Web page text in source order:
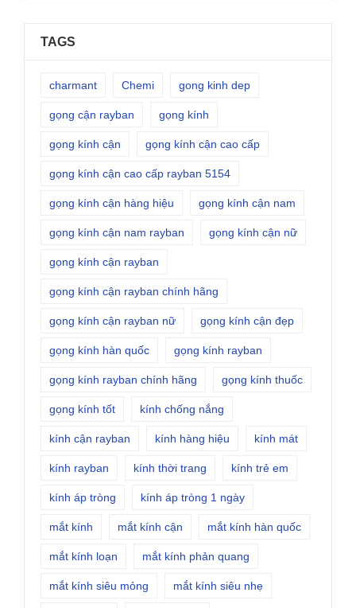
TAGS
charmant Chemi gong kinh dep
gọng cận rayban gọng kính
gọng kính cận gọng kính cận cao cấp
gọng kính cận cao cấp rayban 5154
gọng kính cận hàng hiệu gọng kính cận nam
gọng kính cận nam rayban gọng kính cận nữ
gọng kính cận rayban
gọng kính cận rayban chính hãng
gọng kính cận rayban nữ gọng kính cận đẹp
gọng kính hàn quốc gọng kính rayban
gọng kính rayban chính hãng gọng kính thuốc
gọng kính tốt kính chống nắng
kính cận rayban kính hàng hiệu kính mát
kính rayban kính thời trang kính trẻ em
kính áp tròng kính áp tròng 1 ngày
mắt kính mắt kính cận mắt kính hàn quốc
mắt kính loạn mắt kính phản quang
mắt kính siêu mỏng mắt kính siêu nhẹ